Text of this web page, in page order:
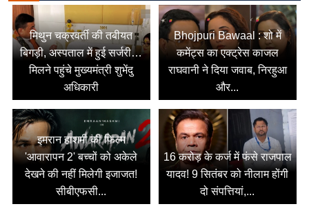
मिथुन चक्रवर्ती की तबीयत
बिगड़ी, अस्पताल में हुई सर्जरी…
मिलने पहुंचे मुख्यमंत्री शुभेंदु
अधिकारी
Bhojpuri Bawaal : शो में
कमेंट्स का एक्ट्रेस काजल
राघवानी ने दिया जवाब, निरहुआ
और...
इमरान हाशमी की फिल्म
'आवारापन 2' बच्चों को अकेले
देखने की नहीं मिलेगी इजाजत!
सीबीएफसी...
16 करोड़ के कर्ज में फंसे राजपाल
यादव! 9 सितंबर को नीलाम होंगी
दो संपत्तियां,...